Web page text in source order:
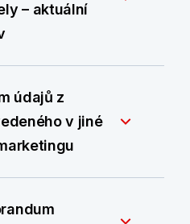
– aktuální
údajů z
v jiné